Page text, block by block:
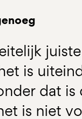
is
dat
is niet